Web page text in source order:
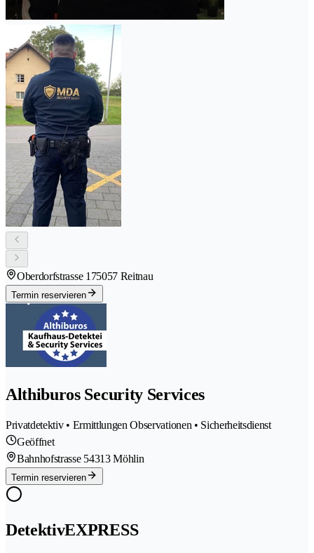
Oberdorfstrasse 175057 Reitnau
Termin reservieren
Althiburos Security Services
Privatdetektiv • Ermittlungen Observationen • Sicherheitsdienst
Geöffnet
Bahnhofstrasse 54313 Möhlin
Termin reservieren
DetektivEXPRESS